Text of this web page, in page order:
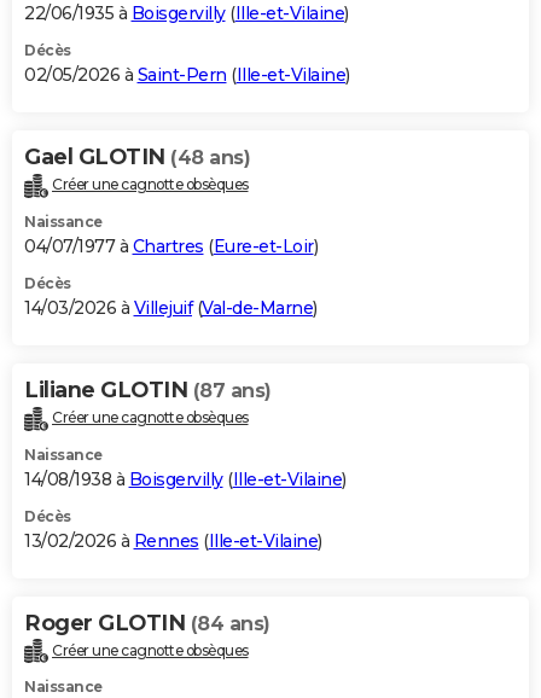
S'inscrire
Se connecter
Lycées
Collèges
Primaires
Universités
Entreprises
Service militaire
Avis de recherche
AVIS DE DÉCÈS
Bricolage
Lifestyle
Culture
Sport
Auto
Television
Voyage
Cinema
22/06/1935 à Boisgervilly(Ille-et-Vilaine)
Décès
02/05/2026 à Saint-Pern (Ille-et-Vilaine)
Gael GLOTIN (48 ans)
Créer une cagnotte obsèques
Naissance
04/07/1977 à Chartres (Eure-et-Loir)
Décès
14/03/2026 à Villejuif(Val-de-Marne)
Liliane GLOTIN (87 ans)
Créer une cagnotte obsèques
Naissance
14/08/1938 à Boisgervilly(Ille-et-Vilaine)
Décès
13/02/2026 à Rennes (Ille-et-Vilaine)
Roger GLOTIN (84 ans)
Créer une cagnotte obsèques
Naissance